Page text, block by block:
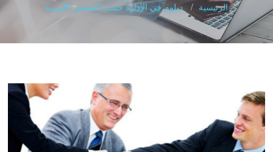
الرئيسية دبلوم في الإدارة حسب المعايير الأوربية